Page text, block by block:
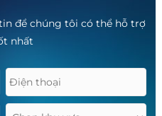
để chúng tôi có thể hỗ trợ
nhất